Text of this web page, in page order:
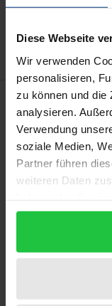
Diese Webseite
Wir verwenden
personalisieren,
zu können und die
analysieren.
Verwendung
soziale Medien,
Partner führen
weiteren Daten
gesammelt haben.
Add to Wish
Edition
1
Publication